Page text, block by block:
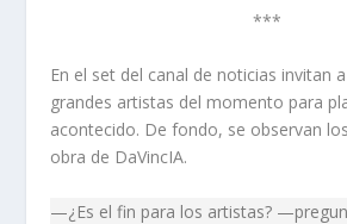
***
En el set del canal de noticias invitan
grandes artistas del momento para
acontecido. De fondo, se observan
obra de DaVincIA.
—¿Es el fin para los artistas?